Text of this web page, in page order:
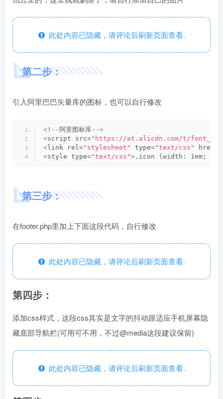
此处内容已隐藏，请评论后刷新页面查看.
第二步：
引入阿里巴巴矢量库的图标，也可以自行修改
< !--阿里图标库-->
<script src="https://at.alicdn.com/t/
<link rel="stylesheet" type="text/css" href=
<style type="text/css"> .icon {width: 1em;
第三步：
在footer.php里加上下面这段代码，自行修改
此处内容已隐藏，请评论后刷新页面查看.
第四步：
添加css样式，这段css其实是文字的抖动跟适应手机屏幕隐
藏底部导航栏(可用可不用，不过@media这段建议保留)
此处内容已隐藏，请评论后刷新页面查看.